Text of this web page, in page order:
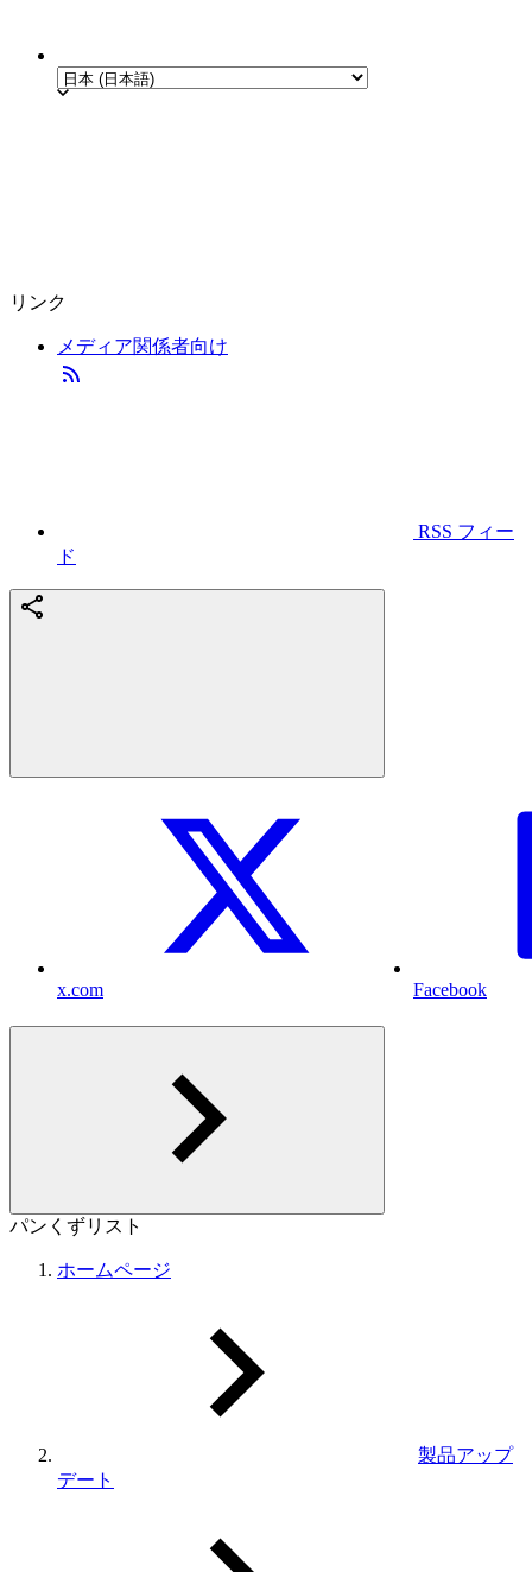
リンク
メディア関係者向け
RSS フィー
ド
x.com Facebook
パンくずリスト
ホームページ
製品アップ
デート